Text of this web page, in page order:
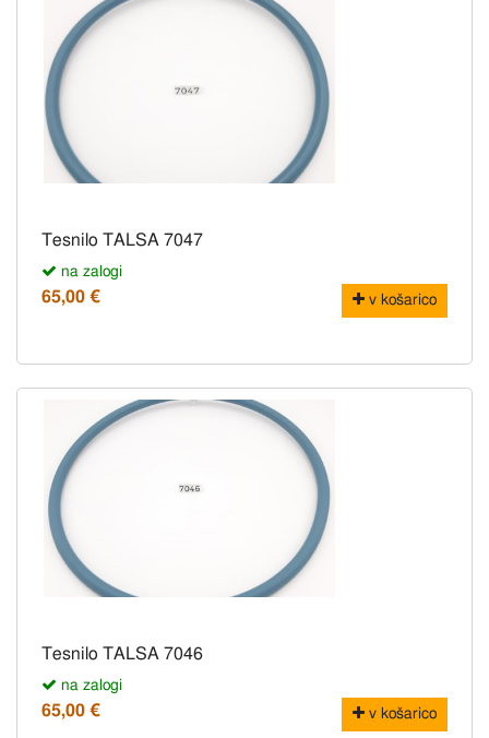
Tesnilo TALSA 7047
na zalogi
65,00 € v košarico
Tesnilo TALSA 7046
na zalogi
65,00 € v košarico